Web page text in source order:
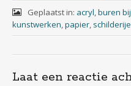
Geplaatst in: acryl,buren
kunstwerken,papier,
Laat een reactie